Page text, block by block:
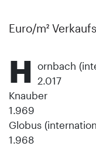
Euro/m²
H ornbach
2.017
Knauber
1.969
Globus
1.968